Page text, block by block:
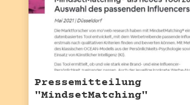
Pressemitteilung
"MindsetMatching"